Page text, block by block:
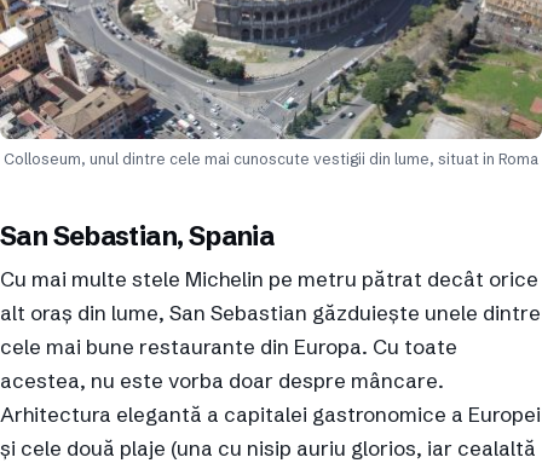
Colloseum, unul dintre cele mai cunoscute vestigii din lume, situat in Roma
San Sebastian, Spania
Cu mai multe stele Michelin pe metru pătrat decât orice
alt oraș din lume, San Sebastian găzduiește unele dintre
cele mai bune restaurante din Europa. Cu toate
acestea, nu este vorba doar despre mâncare.
Arhitectura elegantă a capitalei gastronomice a Europei
și cele două plaje (una cu nisip auriu glorios, iar cealaltă